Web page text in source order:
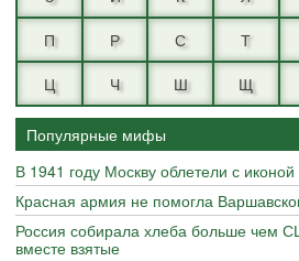
П
Р С Т
Ц
Ч Ш Щ
Популярные мифы
В 1941 году Москву облетели с иконой
Красная армия не помогла
Россия собирала хлеба больше чем
вместе взятые